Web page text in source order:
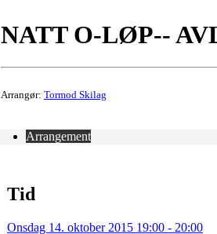
NATT O-LØP--
Arrangør: Tormod Skilag
Arrangement
Tid
Onsdag 14. oktober 2015 19:00 - 20:00